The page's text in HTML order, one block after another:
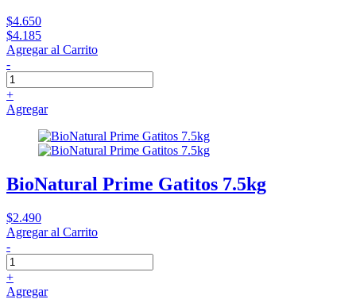
$4.650
$4.185
Agregar al Carrito
-
+
Agregar
BioNatural Prime Gatitos 7.5kg
$2.490
Agregar al Carrito
-
+
Agregar